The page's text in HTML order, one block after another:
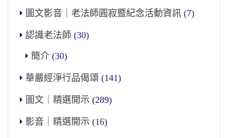
圖文影音｜老法師圓寂暨紀念活動資訊 (7)
認識老法師 (30)
簡介 (30)
華嚴經淨行品偈頌 (141)
圖文｜精選開示 (289)
影音｜精選開示 (16)